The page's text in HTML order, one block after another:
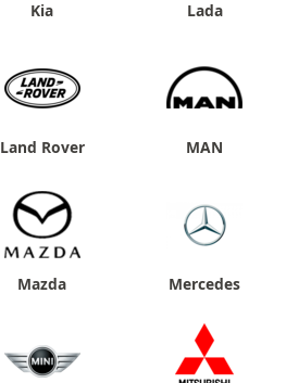
Kia Lada
Land Rover MAN
Mazda Mercedes